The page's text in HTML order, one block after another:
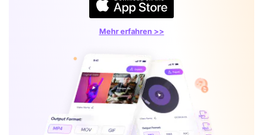
Mehr erfahren >>